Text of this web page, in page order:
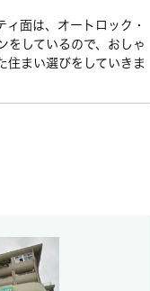
面は、オートロック・
をしているので、おしゃ
住まい選びをしていきま